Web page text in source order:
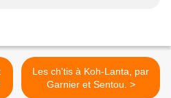
Les ch'tis à Koh-Lanta, par
Garnier et Sentou. >